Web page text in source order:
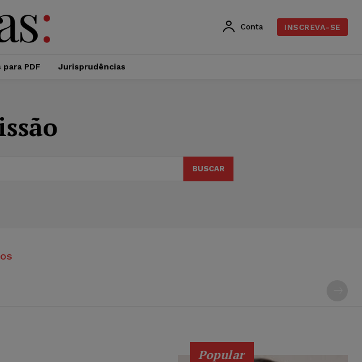
Conta INSCREVA-SE
PDF Jurisprudências
BUSCAR
Popular